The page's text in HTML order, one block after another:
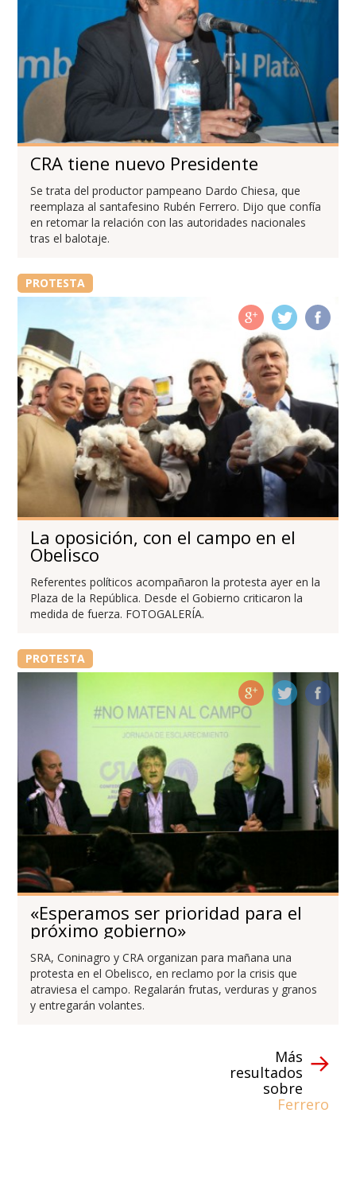
CRA tiene nuevo Presidente
Se trata del productor pampeano Dardo Chiesa, que
reemplaza al santafesino Rubén Ferrero. Dijo que confía
en retomar la relación con las autoridades nacionales
tras el balotaje.
PROTESTA
La oposición, con el campo en el
Obelisco
Referentes políticos acompañaron la protesta ayer en la
Plaza de la República. Desde el Gobierno criticaron la
medida de fuerza. FOTOGALERÍA.
PROTESTA
«Esperamos ser prioridad para el
próximo gobierno»
SRA, Coninagro y CRA organizan para mañana una
protesta en el Obelisco, en reclamo por la crisis que
atraviesa el campo. Regalarán frutas, verduras y granos
y entregarán volantes.
Más
resultados
sobre
Ferrero